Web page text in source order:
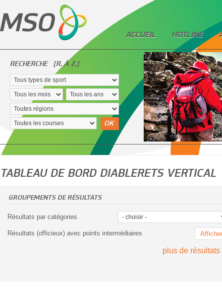
ACCUEIL HOTLINE
RECHERCHE [R. À Z.]
OK
TABLEAU DE BORD DIABLERETS VERTICAL
GROUPEMENTS DE RÉSULTATS
Résultats par catégories
Résultats (officieux) avec points intermédiaires Afficher
plus de résultats